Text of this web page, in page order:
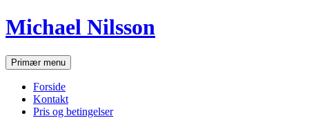
Hop
til
Michael Nilsson
SøgPrimær menu
Forside
Kontakt
Pris og betingelser